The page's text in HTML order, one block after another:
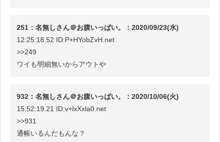
251：名無しさん＠お腹いっぱい。：2020/09/23(水)
12:25:18.52 ID:P+HYobZvH.net
>>249
ワイも明細無いからアウトや
932：名無しさん＠お腹いっぱい。：2020/10/06(火)
15:52:19.21 ID:v+lxXxla0.net
>>931
通帳いるんだもんな？